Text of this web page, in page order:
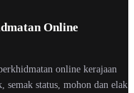
Online
online kerajaan
status, mohon dan elak